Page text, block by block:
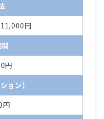
円
円
ョン）
円